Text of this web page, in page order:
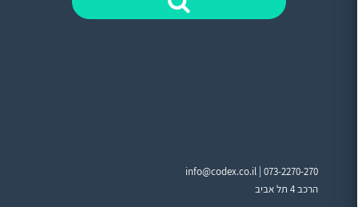
info@codex.co.il |073-2270-270
הרכב 4 תל אביב